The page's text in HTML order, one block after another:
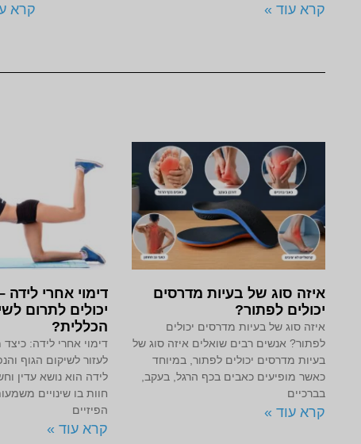
קרא עוד » קרא
איזה סוג של בעיות מדרסים
יכולים לפתור?
איזה סוג של בעיות מדרסים יכולים
לפתור? אנשים רבים שואלים איזה סוג של
בעיות מדרסים יכולים לפתור, במיוחד
כאשר מופיעים כאבים בכף הרגל, בעקב,
בברכיים
קרא עוד »
דימוי אחרי
יכולים לתרום
הכללית?
דימוי אחרי לידה: כיצד
לעזור לשיקום הגוף
לידה הוא נושא עדין
חוות בו שינויים
הפיזיים
קרא עוד »